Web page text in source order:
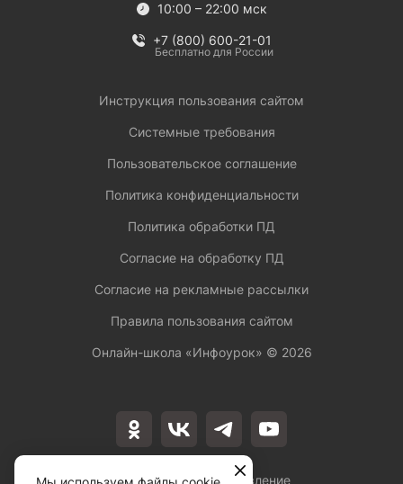
Лицензия на осуществление
10:00 – 22:00 мск
+7 (800) 600-21-01
Бесплатно для России
Инструкция пользования сайтом
Системные требования
Пользовательское соглашение
Политика конфиденциальности
Политика обработки ПД
Согласие на обработку ПД
Согласие на рекламные рассылки
Правила пользования сайтом
Онлайн-школа «Инфоурок» © 2026